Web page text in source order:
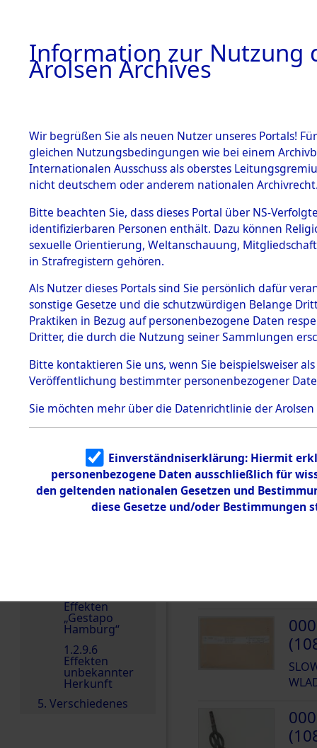
BESTÄNDE
1.
Inhaftierungsdoku
mente
1.2.9 Beim ITS
verwahrte
1.2.9.1
Effekten aus
dem KZ
Dachau
Effekten aus
dem KZ
Dachau,
Landesentsch
ädigungsamt
Effekten aus
dem KZ
Neuengamm
e
Dokument
Effekten
„Gestapo
Hamburg“
1.2.9.6
Effekten
unbekannter
Herkunft
5. Verschiedenes
4Akten
SLOWINSKI,
geb. 19. August 1907
Land
Polen
Weitere Angaben
17.4.2018: Die
DOKUMENTE
Information zur Nutzung
Arolsen Archives
Wir begrüßen Sie als neuen Nutzer unseres Portals!
gleichen Nutzungsbedingungen wie bei einem
Internationalen Ausschuss als oberstes
nicht deutschem oder anderem nationalen
Bitte beachten Sie, dass dieses Portal über NS-
identifizierbaren Personen enthält. Dazu können
sexuelle Orientierung, Weltanschauung,
in Strafregistern gehören.
Als Nutzer dieses Portals sind Sie persönlich dafür
sonstige Gesetze und die schutzwürdigen Belange
Praktiken in Bezug auf personenbezogene Daten
Dritter, die durch die Nutzung seiner Sammlungen
Bitte kontaktieren Sie uns, wenn Sie beispielsweiser
Veröffentlichung bestimmter personenbezogener
Sie möchten mehr über die Datenrichtlinie der Arolsen
Einverständniserklärung: Hiermit
personenbezogene Daten ausschließlich für
den geltenden nationalen Gesetzen und
diese Gesetze und/oder Bestimmungen